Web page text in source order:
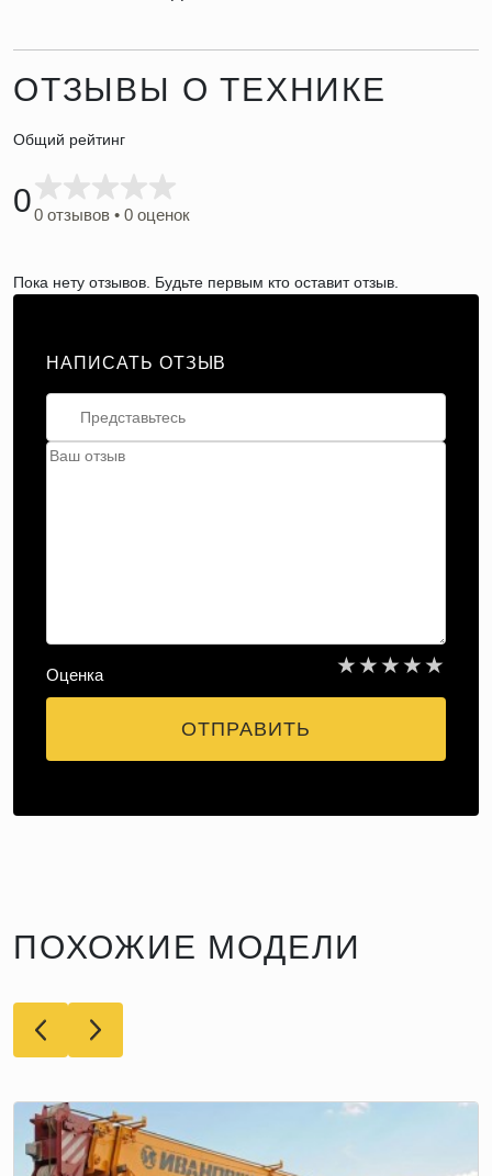
ОТЗЫВЫ О ТЕХНИКЕ
Общий рейтинг
00 отзывов • 0 оценок
Пока нету отзывов. Будьте первым кто оставит отзыв.
НАПИСАТЬ ОТЗЫВ
Оценка ★
★
★
★
★
ОТПРАВИТЬ
ПОХОЖИЕ МОДЕЛИ